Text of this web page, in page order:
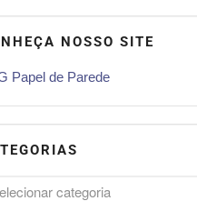
NOSSO SITE
Papel de Parede